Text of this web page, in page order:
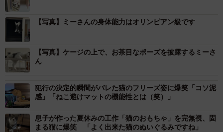
【写真】ミーさんの身体能力はオリンピアン級です
【写真】ケージの上で、お茶目なポーズを披露するミーさ
ん
犯行の決定的瞬間がバレた猫のフリーズ姿に爆笑「コソ泥
感」「ねこ避けマットの機能性とは（笑）」
息子が作った夏休みの工作「猫のおもちゃ」を完無視、固
まる猫に爆笑 「よく出来た猫のぬいぐるみですね」